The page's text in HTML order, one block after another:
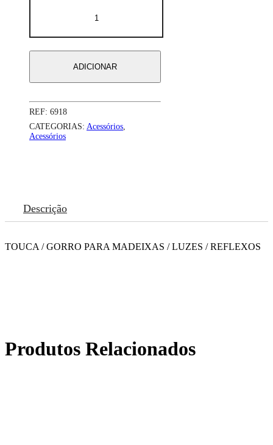
de
PARA
Ego
Hair
Lory
ADICIONAR
REF: 6918
CATEGORIAS: Acessórios
Acessórios
Descrição
TOUCA / GORRO PARA MADEIXAS / LUZES / REFLEXOS
Produtos Relacionados